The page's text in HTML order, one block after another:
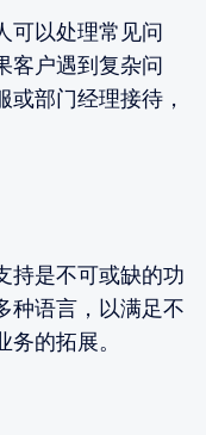
可以处理常见问
客户遇到复杂问
或部门经理接待，
持是不可或缺的功
种语言，以满足不
的拓展。